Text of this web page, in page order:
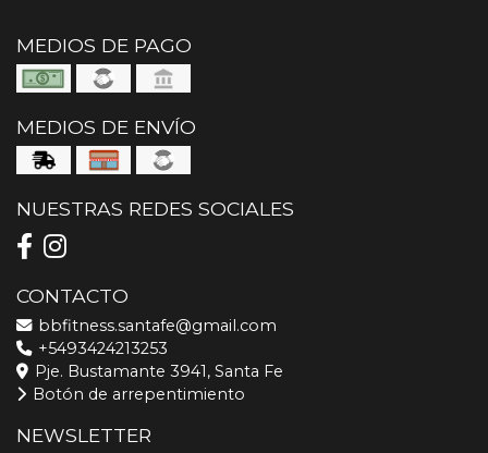
MEDIOS DE PAGO
MEDIOS DE ENVÍO
NUESTRAS REDES SOCIALES
CONTACTO
bbfitness.santafe@gmail.com
+5493424213253
Pje. Bustamante 3941, Santa Fe
Botón de arrepentimiento
NEWSLETTER